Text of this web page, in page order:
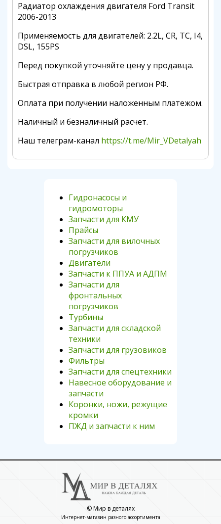
Радиатор охлаждения двигателя Ford Transit
2006-2013
Применяемость для двигателей: 2.2L, CR, TC, I4,
DSL, 155PS
Перед покупкой уточняйте цену у продавца.
Быстрая отправка в любой регион РФ.
Оплата при получении наложенным платежом.
Наличный и безналичный расчет.
Наш телеграм-канал https://t.me/Mir_VDetalyah
Гидронасосы и
гидромоторы
Запчасти для КМУ
Прайсы
Запчасти для вилочных
погрузчиков
Двигатели
Запчасти к ППУА и АДПМ
Запчасти для
фронтальных
погрузчиков
Турбины
Запчасти для складской
техники
Запчасти для грузовиков
Фильтры
Запчасти для спецтехники
Навесное оборудование и
запчасти
Коронки, ножи, режущие
кромки
ПЖД и запчасти к ним
© Мир в деталях
Интернет-магазин разного ассортимента